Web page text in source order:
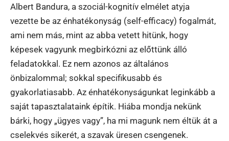
Albert Bandura, a szociál-kognitív elmélet atyja
vezette be az énhatékonyság (self-efficacy) fogalmát,
ami nem más, mint az abba vetett hitünk, hogy
képesek vagyunk megbirkózni az előttünk álló
feladatokkal. Ez nem azonos az általános
önbizalommal; sokkal specifikusabb és
gyakorlatiasabb. Az énhatékonyságunkat leginkább a
saját tapasztalataink építik. Hiába mondja nekünk
bárki, hogy „ügyes vagy”, ha mi magunk nem éltük át a
cselekvés sikerét, a szavak üresen csengenek.